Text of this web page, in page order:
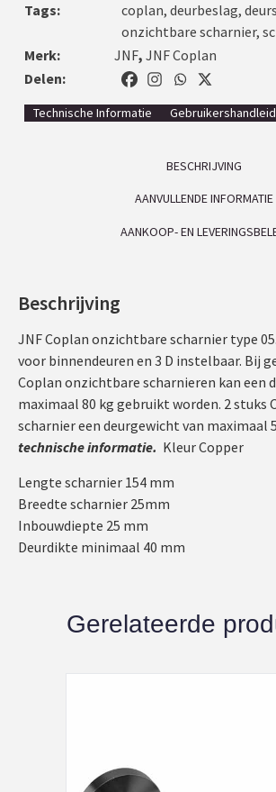
Tags:
coplan, deurbeslag,
onzichtbare scharnier,
Merk:
JNF, JNF Coplan
Delen:
Technische Informatie
BESCHRIJVING
AANVULLENDE INFORMATIE
AANKOOP- EN
Beschrijving
JNF Coplan onzichtbare scharnier type
voor binnendeuren en 3 D instelbaar. Bij
Coplan onzichtbare scharnieren kan een
maximaal 80 kg gebruikt worden. 2 stuks
scharnier een deurgewicht van maximaal
technische informatie. Kleur Copper
Lengte scharnier 154 mm
Breedte scharnier 25mm
Inbouwdiepte 25 mm
Deurdikte minimaal 40 mm
Gerelateerde